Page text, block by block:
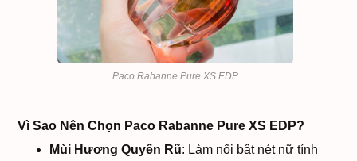
Paco Rabanne Pure XS EDP
Vì Sao Nên Chọn Paco Rabanne Pure XS EDP?
Mùi Hương Quyến Rũ: Làm nổi bật nét nữ tính